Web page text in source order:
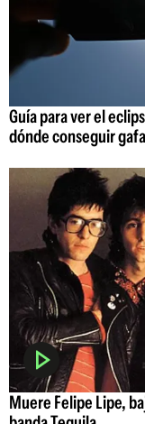
Guía para ver el
dónde conseguir
Muere Felipe Lipe,